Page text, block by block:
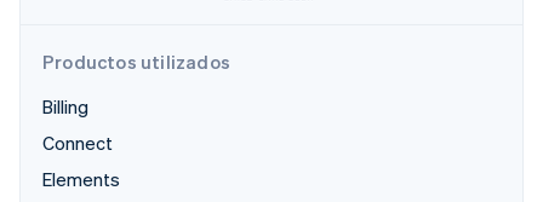
Productos utilizados
Billing
Connect
Elements